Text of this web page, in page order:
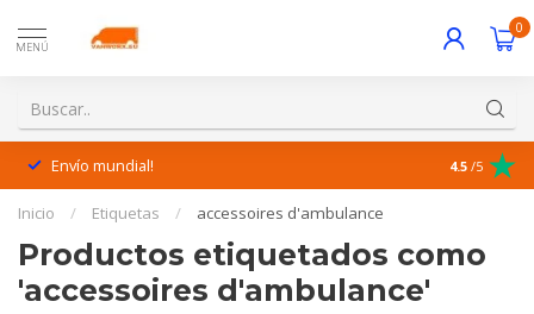
MENÚ
0
Envío mundial! ¡Excelente
4.5 /5
Inicio / Etiquetas / accessoires d'ambulance
Productos etiquetados como
'accessoires d'ambulance'